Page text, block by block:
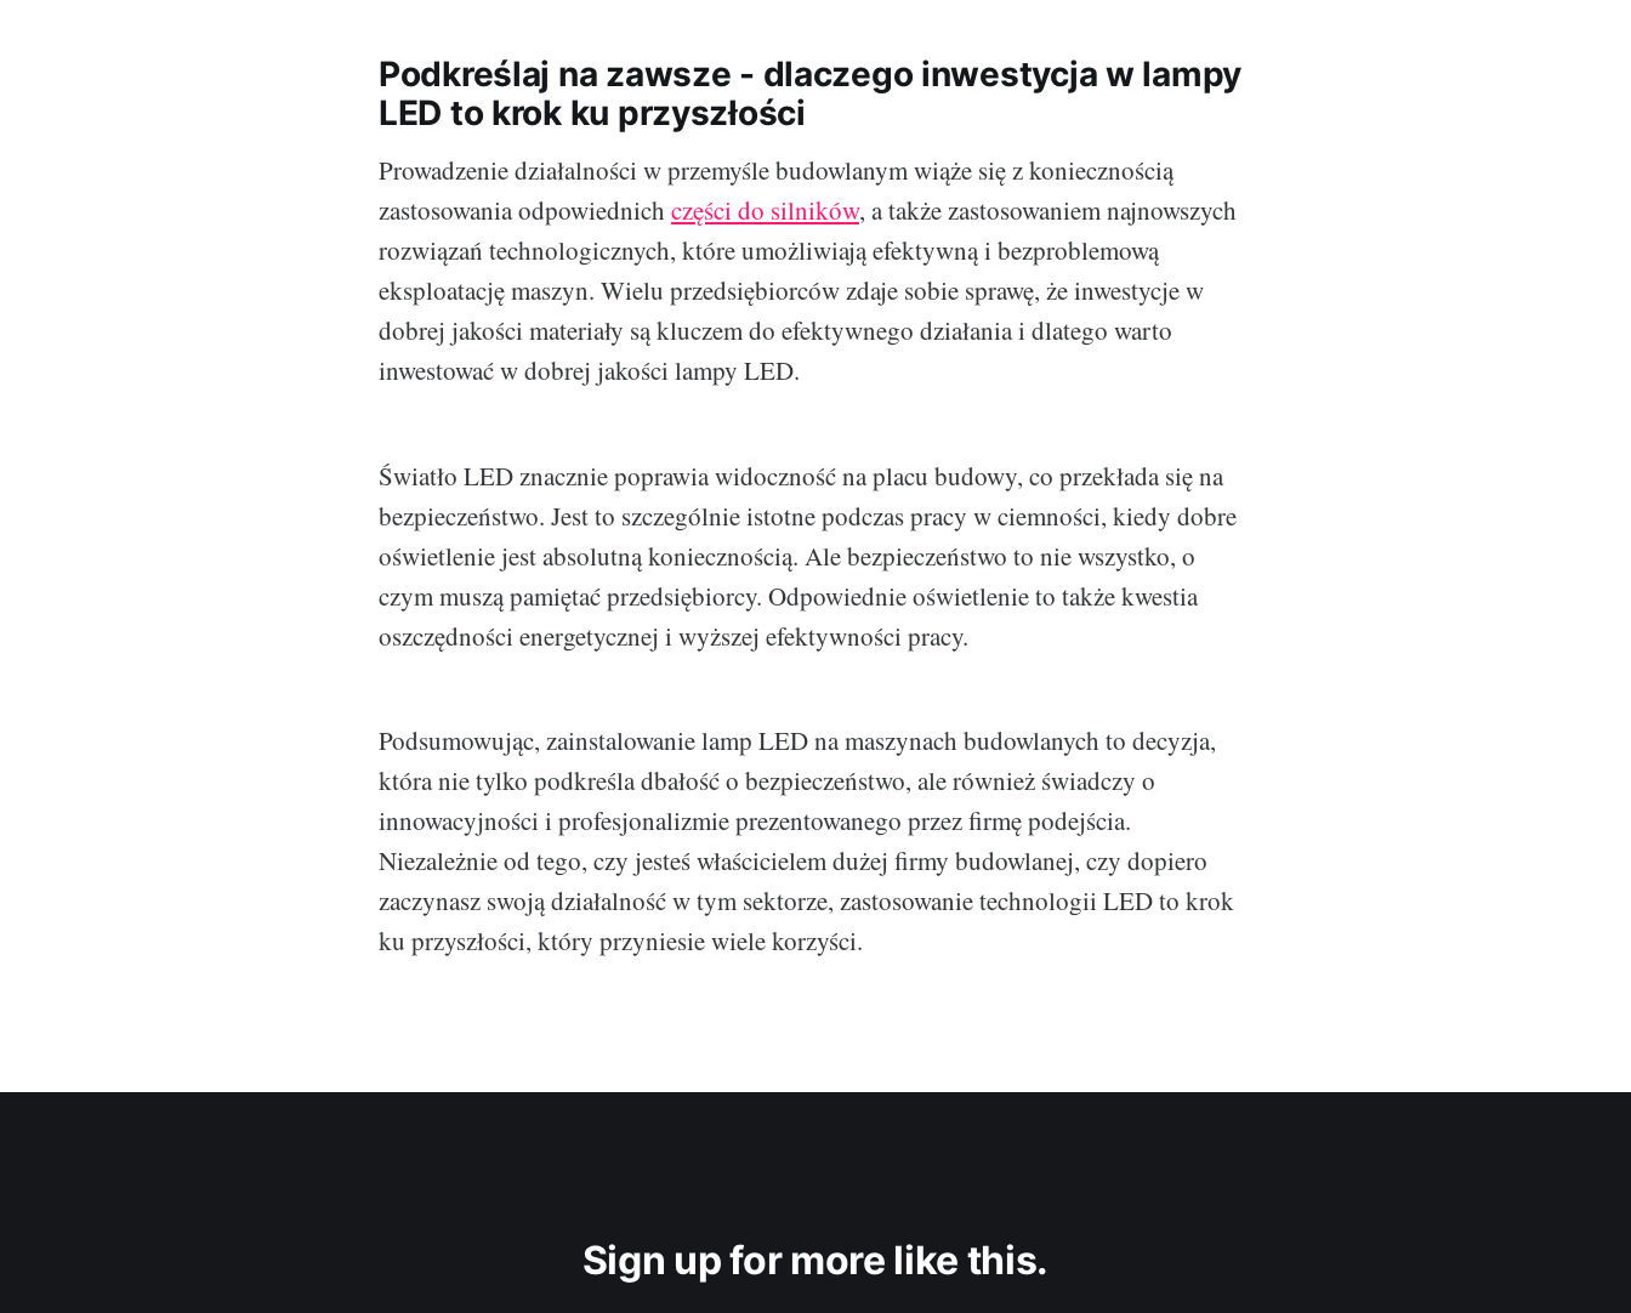
Podkreślaj na zawsze - dlaczego inwestycja w lampy
LED to krok ku przyszłości
Prowadzenie działalności w przemyśle budowlanym wiąże się z koniecznością
zastosowania odpowiednich części do silników, a także zastosowaniem najnowszych
rozwiązań technologicznych, które umożliwiają efektywną i bezproblemową
eksploatację maszyn. Wielu przedsiębiorców zdaje sobie sprawę, że inwestycje w
dobrej jakości materiały są kluczem do efektywnego działania i dlatego warto
inwestować w dobrej jakości lampy LED.
Światło LED znacznie poprawia widoczność na placu budowy, co przekłada się na
bezpieczeństwo. Jest to szczególnie istotne podczas pracy w ciemności, kiedy dobre
oświetlenie jest absolutną koniecznością. Ale bezpieczeństwo to nie wszystko, o
czym muszą pamiętać przedsiębiorcy. Odpowiednie oświetlenie to także kwestia
oszczędności energetycznej i wyższej efektywności pracy.
Podsumowując, zainstalowanie lamp LED na maszynach budowlanych to decyzja,
która nie tylko podkreśla dbałość o bezpieczeństwo, ale również świadczy o
innowacyjności i profesjonalizmie prezentowanego przez firmę podejścia.
Niezależnie od tego, czy jesteś właścicielem dużej firmy budowlanej, czy dopiero
zaczynasz swoją działalność w tym sektorze, zastosowanie technologii LED to krok
ku przyszłości, który przyniesie wiele korzyści.
Sign up for more like this.